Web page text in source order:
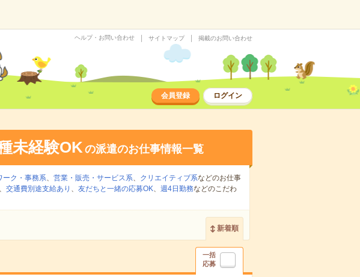
ヘルプ・お問い合わせ サイトマップ 掲載のお問い合わせ
会員登録 ログイン
未経験OKの派遣のお仕事情報一覧
ーク・事務系、 営業・販売・サービス系、 クリエイティブ系などのお仕事
交通費別途支給あり 、 友だちと一緒の応募OK、 週4日勤務などのこだわ
新着順
一括
応募